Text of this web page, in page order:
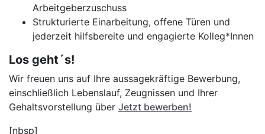
Arbeitgeberzuschuss
Strukturierte Einarbeitung, offene Türen und
jederzeit hilfsbereite und engagierte Kolleg*Innen
Los geht´s!
Wir freuen uns auf Ihre aussagekräftige Bewerbung,
einschließlich Lebenslauf, Zeugnissen und Ihrer
Gehaltsvorstellung über Jetzt bewerben!
[nbsp]